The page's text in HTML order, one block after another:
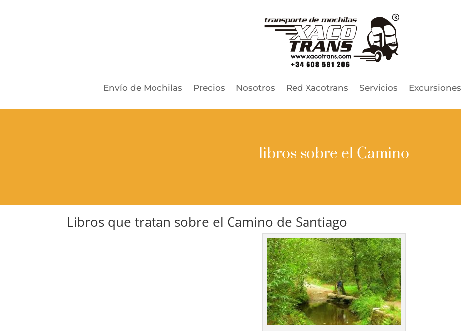
Envío de Mochilas Precios Nosotros Red Xacotrans Servicios Excursiones
libros sobre el Camino
Libros que tratan sobre el Camino de Santiago